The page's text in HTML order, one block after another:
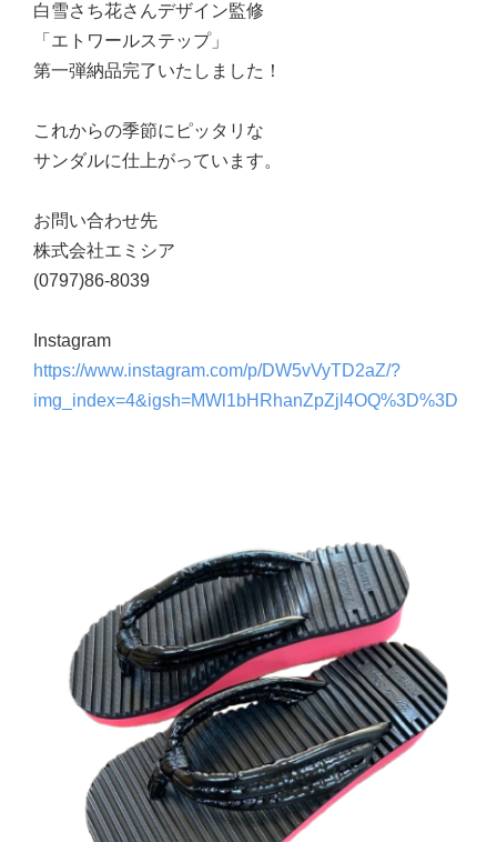
白雪さち花さんデザイン監修
「エトワールステップ」
第一弾納品完了いたしました！
これからの季節にピッタリな
サンダルに仕上がっています。
お問い合わせ先
株式会社エミシア
(0797)86-8039
Instagram
https://www.instagram.com/p/DW5vVyTD2aZ/?
img_index=4&igsh=MWl1bHRhanZpZjl4OQ%3D%3D